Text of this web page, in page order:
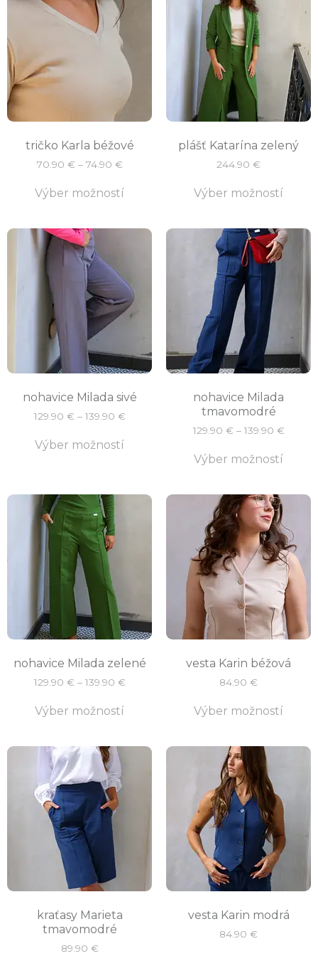
tričko Karla béžové
70.90 € – 74.90 €
Výber možností
plášť Katarína zelený
244.90 €
Výber možností
nohavice Milada sivé
129.90 € – 139.90 €
Výber možností
nohavice Milada
tmavomodré
129.90 € – 139.90 €
Výber možností
nohavice Milada zelené
129.90 € – 139.90 €
Výber možností
vesta Karin béžová
84.90 €
Výber možností
kraťasy Marieta
tmavomodré
89.90 €
vesta Karin modrá
84.90 €